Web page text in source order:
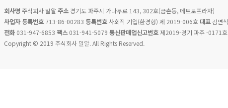
회사명 주식회사 밀알주소 경기도 파주시 가나무로 143, 302호(금촌동, 메트로프라자)
사업자 등록번호 713-86-00283 등록번호사회적 기업(환경형) 제 2019-006호 대표김면식
전화 031-947-6853 팩스 031-941-5079 통신판매업신고번호제2019-경기 파주 -0171호
Copyright © 2019 주식회사 밀알. All Rights Reserved.